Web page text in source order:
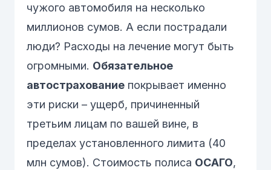
чужого автомобиля на несколько
миллионов сумов. А если пострадали
люди? Расходы на лечение могут быть
огромными. Обязательное
автострахование покрывает именно
эти риски – ущерб, причиненный
третьим лицам по вашей вине, в
пределах установленного лимита (40
млн сумов). Стоимость полиса ОСАГО,